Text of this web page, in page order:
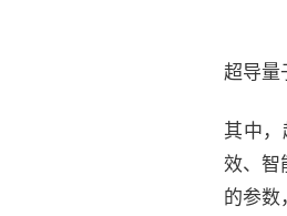
超导量
其中
效、智
的参数